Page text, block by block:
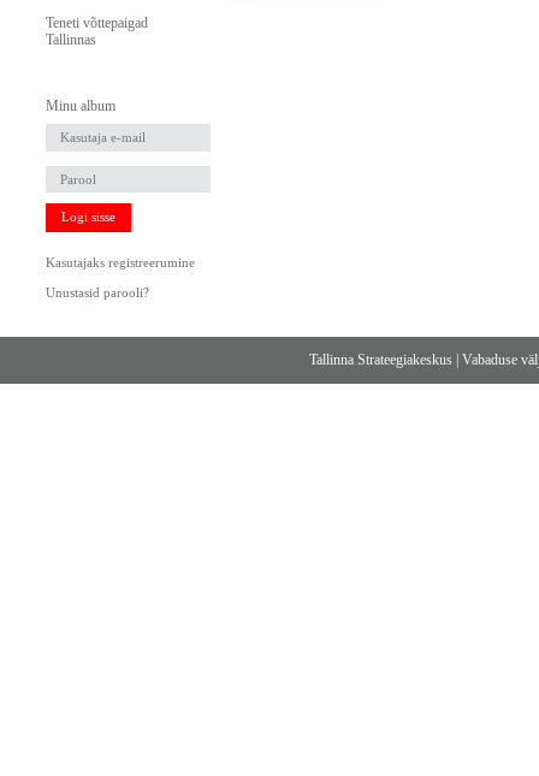
Teneti võttepaigad
Tallinnas
Minu album
Logi sisse
Kasutajaks registreerumine
Unustasid parooli?
Tallinna Strateegiakeskus |Vabaduse